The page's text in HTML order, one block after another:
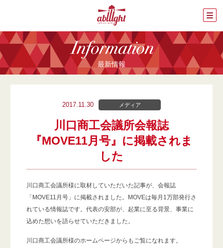
最新情報
2017.11.30 メディア
川口商工会議所会報誌
『MOVE11月号』に掲載されま
した
川口商工会議所様に取材していただいた記事が、会報誌
「MOVE11月号」に掲載されました。MOVEは毎月1万部発行さ
れている情報誌です。代表の安部が、起業に至る背景、事業に
込めた想いを語らせていただきました。
川口商工会議所様のホームページからもご覧になれます。